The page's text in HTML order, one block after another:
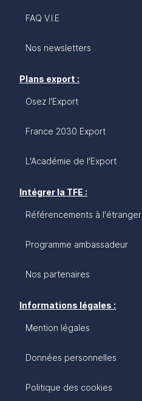
FAQ V.I.E
Nos newsletters
Plans export :
Osez l'Export
France 2030 Export
L'Académie de l'Export
Intégrer la TFE :
Référencements à l'étranger
Programme ambassadeur
Nos partenaires
Informations légales :
Mention légales
Données personnelles
Politique des cookies